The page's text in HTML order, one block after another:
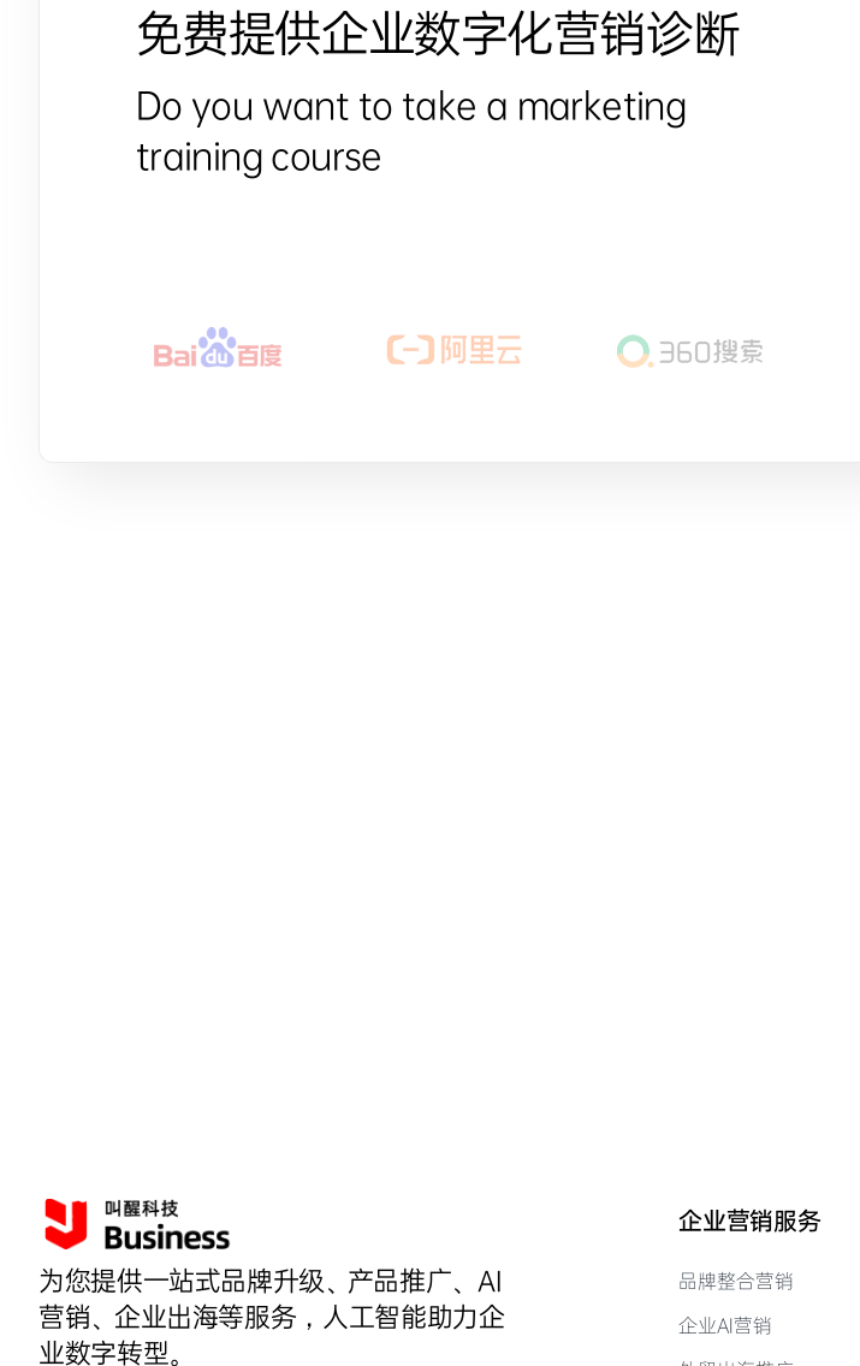
免费提供企业数字化营销诊断
Do you want to take a marketing
training course
为您提供一站式品牌升级、产品推广、AI
营销、企业出海等服务，人工智能助力企
业数字转型。
企业营销服务
品牌整合营销
企业AI营销